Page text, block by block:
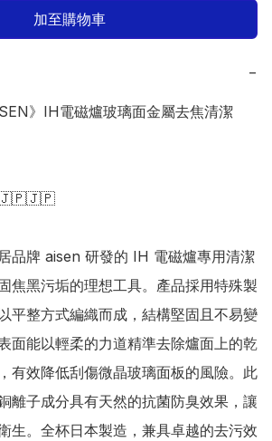
加至購物車
−
》IH電磁爐玻璃面金屬去焦清潔
🇯🇵🇯🇵
品牌 aisen 研發的 IH 電磁爐專用清潔
焦黑污垢的理想工具。產品採用特殊製
平整方式編織而成，結構堅固且不易變
面能以輕柔的力道精準去除爐面上的乾
有效降低刮傷微晶玻璃面板的風險。此
離子成分具有天然的抗菌防臭效果，讓
生。全杯日本製造，兼具卓越的去污效